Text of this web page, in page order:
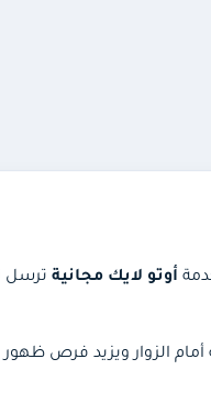
أوتو لايك مجانية
الزوار ويزيد فرص